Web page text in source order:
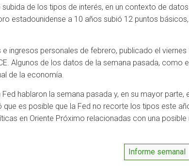
de los tipos de interés, en un contexto de
estadounidense a 10 años subió 12 puntos
ingresos personales de febrero, publicado el
Algunos de los datos de la semana pasada,
de la economía.
hablaron la semana pasada y, en su mayor parte,
que es posible que la Fed no recorte los tipos este
en Oriente Próximo relacionadas con una
Informe semanal